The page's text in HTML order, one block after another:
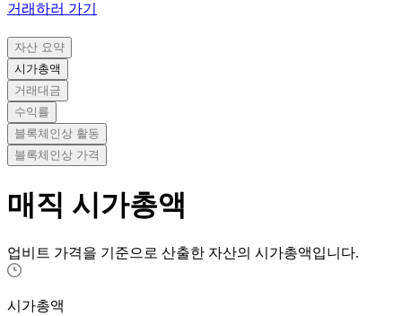
거래하러 가기
자산 요약
시가총액
거래대금
수익률
블록체인상 활동
블록체인상 가격
매직 시가총액
업비트 가격을 기준으로 산출한 자산의 시가총액입니다.
시가총액